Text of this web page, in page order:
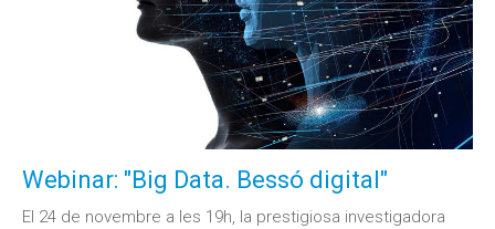
Webinar: "Big Data. Bessó digital"
El 24 de novembre a les 19h, la prestigiosa investigadora